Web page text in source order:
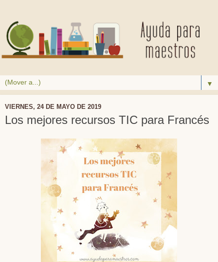
▼
VIERNES, 24 DE MAYO DE 2019
Los mejores recursos TIC para Francés